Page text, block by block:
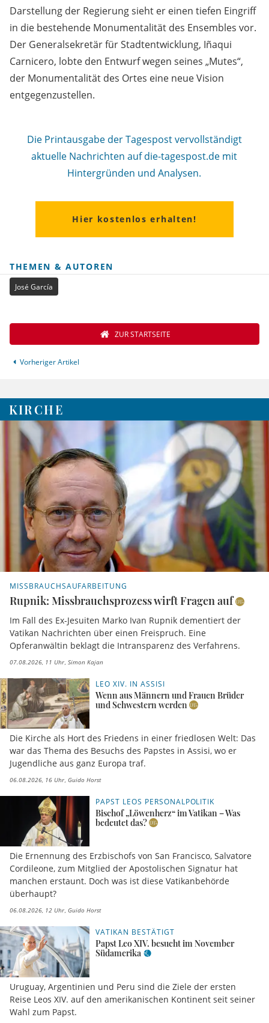
Darstellung der Regierung sieht er einen tiefen Eingriff
in die bestehende Monumentalität des Ensembles vor.
Der Generalsekretär für Stadtentwicklung, Iñaqui
Carnicero, lobte den Entwurf wegen seines „Mutes“,
der Monumentalität des Ortes eine neue Vision
entgegenzustellen.
Die Printausgabe der Tagespost vervollständigt
aktuelle Nachrichten auf die-tagespost.de mit
Hintergründen und Analysen.
Hier kostenlos erhalten!
THEMEN & AUTOREN
José García
Vorheriger Artikel
ZUR STARTSEITE
KIRCHE
MISSBRAUCHSAUFARBEITUNG
Rupnik: Missbrauchsprozess wirft Fragen auf
Im Fall des Ex-Jesuiten Marko Ivan Rupnik dementiert der
Vatikan Nachrichten über einen Freispruch. Eine
Opferanwältin beklagt die Intransparenz des Verfahrens.
07.08.2026, 11 Uhr Simon Kajan
LEO XIV. IN ASSISI
Wenn aus Männern und Frauen Brüder
und Schwestern werden
Die Kirche als Hort des Friedens in einer friedlosen Welt: Das
war das Thema des Besuchs des Papstes in Assisi, wo er
Jugendliche aus ganz Europa traf.
06.08.2026, 16 Uhr Guido Horst
PAPST LEOS PERSONALPOLITIK
Bischof „Löwenherz“ im Vatikan – Was
bedeutet das?
Die Ernennung des Erzbischofs von San Francisco, Salvatore
Cordileone, zum Mitglied der Apostolischen Signatur hat
manchen erstaunt. Doch was ist diese Vatikanbehörde
überhaupt?
06.08.2026, 12 Uhr Guido Horst
VATIKAN BESTÄTIGT
Papst Leo XIV. besucht im November
Südamerika
Uruguay, Argentinien und Peru sind die Ziele der ersten
Reise Leos XIV. auf den amerikanischen Kontinent seit seiner
Wahl zum Papst.